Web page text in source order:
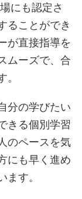
にも認定さ
ることができ
が直接指導を
ムーズで、合
分の学びたい
きる個別学習
のペースを気
にも早く進め
す。